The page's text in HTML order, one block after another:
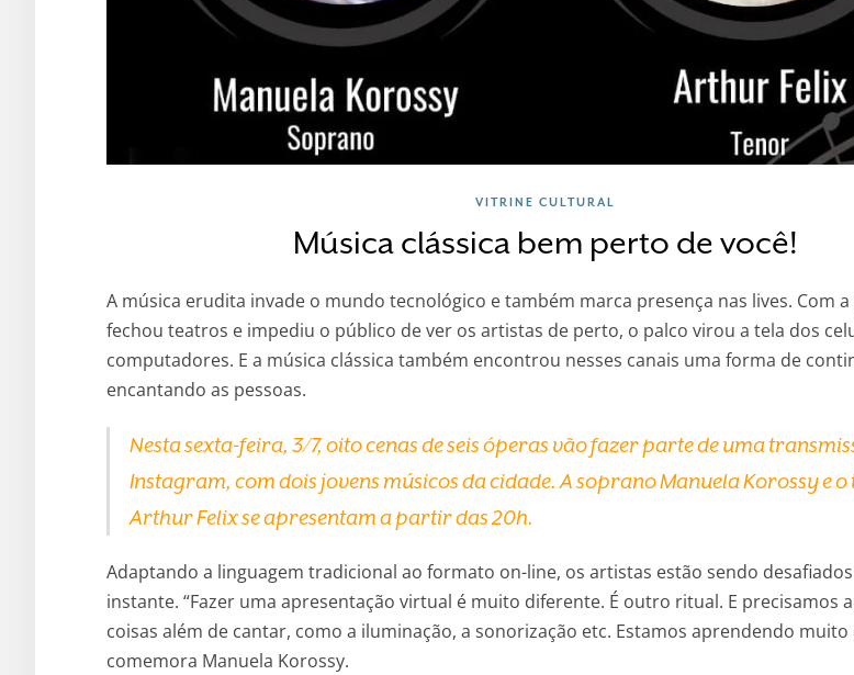
VITRINE CULTURAL
Música clássica bem perto de você!
A música erudita invade o mundo tecnológico e também marca presença nas lives. Com
fechou teatros e impediu o público de ver os artistas de perto, o palco virou a tela dos
computadores. E a música clássica também encontrou nesses canais uma forma de
encantando as pessoas.
Nesta sexta-feira, 3/7, oito cenas de seis óperas vão fazer parte de uma
Instagram, com dois jovens músicos da cidade. A soprano Manuela Korossy e
Arthur Felix se apresentam a partir das 20h.
Adaptando a linguagem tradicional ao formato on-line, os artistas estão sendo
instante. “Fazer uma apresentação virtual é muito diferente. É outro ritual. E precisamos
coisas além de cantar, como a iluminação, a sonorização etc. Estamos aprendendo muito
comemora Manuela Korossy.